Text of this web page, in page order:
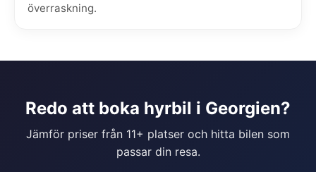
överraskning.
Redo att boka hyrbil i Georgien?
Jämför priser från 11+ platser och hitta bilen som
passar din resa.